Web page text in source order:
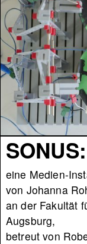
eine Medien-
von Johanna
an der Fakultät
Augsburg,
betreut von